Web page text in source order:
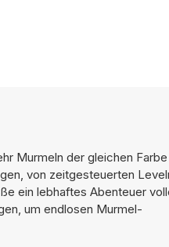
Murmeln der gleichen Farbe
von zeitgesteuerten
ein lebhaftes Abenteuer
um endlosen Murmel-